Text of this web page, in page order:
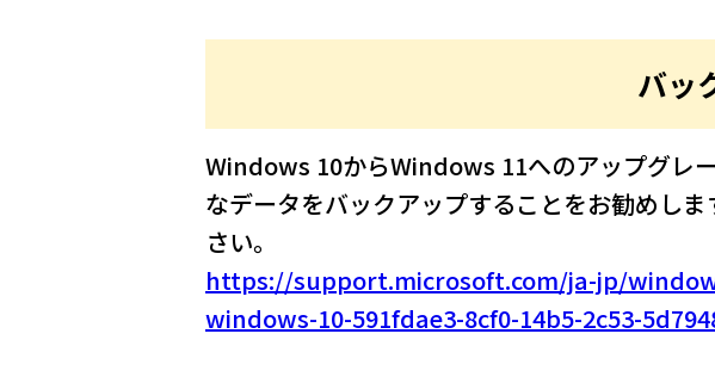
バッ
Windows 10からWindows 11へのアップグレ
なデータをバックアップすることをお勧めし
さい。
https://support.microsoft.com/ja-jp/
windows-10-591fdae3-8cf0-14b5-2c53-